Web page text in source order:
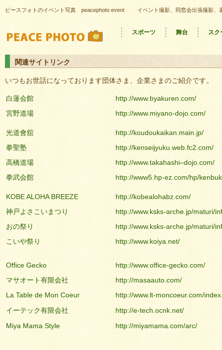
ピースフォトのイベント写真 peacephoto event イベント撮影、同窓会出張撮影
スポーツ 舞台 スク
関連サイトリンク
いつもお世話になっております団体さま、企業さまのご紹介です。
白蓮会館
http://www.byakuren.com/
宮野道場
http://www.miyano-dojo.com/
光道會舘
http://koudoukaikan.main.jp/
拳聖塾
http://kenseijyuku.web.fc2.com/
高橋道場
http://www.takahashi–dojo.com/
拳武会館
http://www5.hp-ez.com/hp/
KOBE ALOHA BREEZE
http://kobealohabz.com/
神戸よさこいまつり
http://www.ksks-arche.jp/maturi/
おの祭り
http://www.ksks-arche.jp/maturi/
こいや祭り
http://www.koiya.net/
Office Gecko
http://www.office-gecko.com/
マサオート有限会社
http://masaauto.com/
La Table de Mon Coeur
http://www.lt-moncoeur.com/
イーテック有限会社
http://e-tech.ocnk.net/
Miya Mama Style
http://miyamama.com/arc/